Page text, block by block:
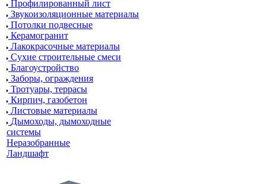
Профилированный лист
Звукоизоляционные материалы
Потолки подвесные
Керамогранит
Лакокрасочные материалы
Сухие строительные смеси
Благоустройство
Заборы, ограждения
Тротуары, террасы
Кирпич, газобетон
Листовые материалы
Дымоходы, дымоходные
системы
Неразобранные
Ландшафт